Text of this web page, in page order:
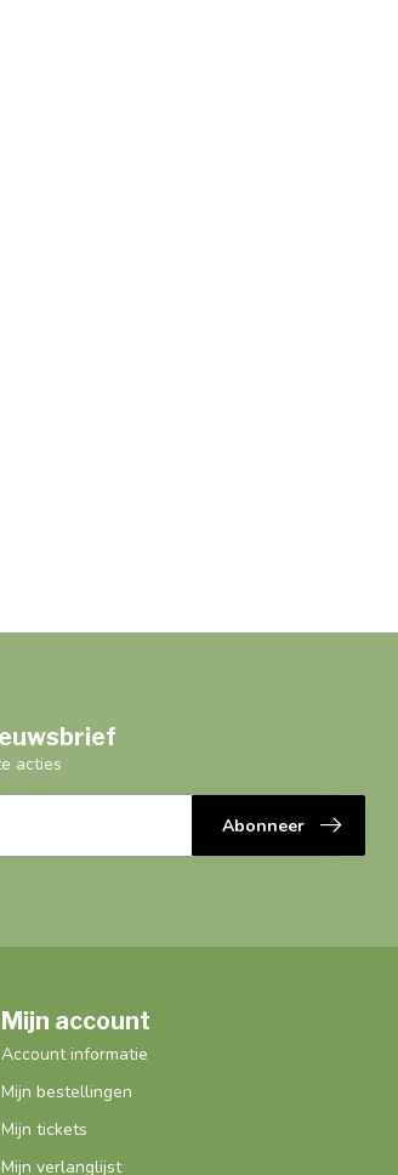
acties
Abonneer
Mijn account
Account informatie
Mijn bestellingen
Mijn tickets
Mijn verlanglijst